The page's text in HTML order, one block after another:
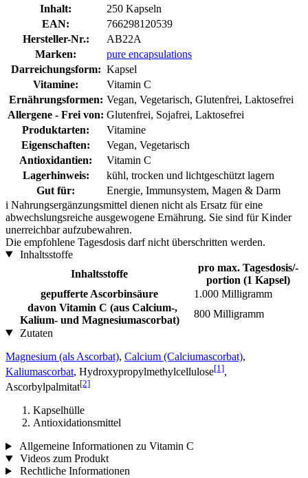
Inhalt:
250 Kapseln
EAN:
766298120539
Hersteller-Nr.:
AB22A
Marken:
pure encapsulations
Darreichungsform: Kapsel
Vitamine:
Vitamin C
Ernährungsformen: Vegan, Vegetarisch, Glutenfrei, Laktosefrei
Allergene - Frei von: Glutenfrei, Sojafrei, Laktosefrei
Produktarten:
Vitamine
Eigenschaften:
Vegan, Vegetarisch
Antioxidantien:
Vitamin C
Lagerhinweis:
kühl, trocken und lichtgeschützt lagern
Gut für:
Energie, Immunsystem, Magen & Darm
i Nahrungsergänzungsmittel dienen nicht als Ersatz für eine
abwechslungsreiche ausgewogene Ernährung. Sie sind für Kinder
unerreichbar aufzubewahren.
Die empfohlene Tagesdosis darf nicht überschritten werden.
Inhaltsstoffe
Inhaltsstoffe
pro max. Tagesdosis/-
portion (1 Kapsel)
gepufferte Ascorbinsäure
1.000 Milligramm
davon Vitamin C (aus Calcium-,
Kalium- und Magnesiumascorbat)
800 Milligramm
Zutaten
Magnesium (als Ascorbat), Calcium (Calciumascorbat),
Kaliumascorbat, Hydroxypropylmethylcellulose[1],
Ascorbylpalmitat[2]
Kapselhülle
Antioxidationsmittel
Allgemeine Informationen zu Vitamin C
Videos zum Produkt
Rechtliche Informationen